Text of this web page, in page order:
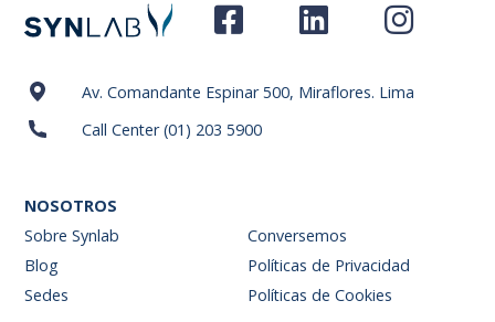
Av. Comandante Espinar 500, Miraflores. Lima
Call Center (01) 203 5900
NOSOTROS
Sobre Synlab
Blog
Sedes
Conversemos
Políticas de Privacidad
Políticas de Cookies